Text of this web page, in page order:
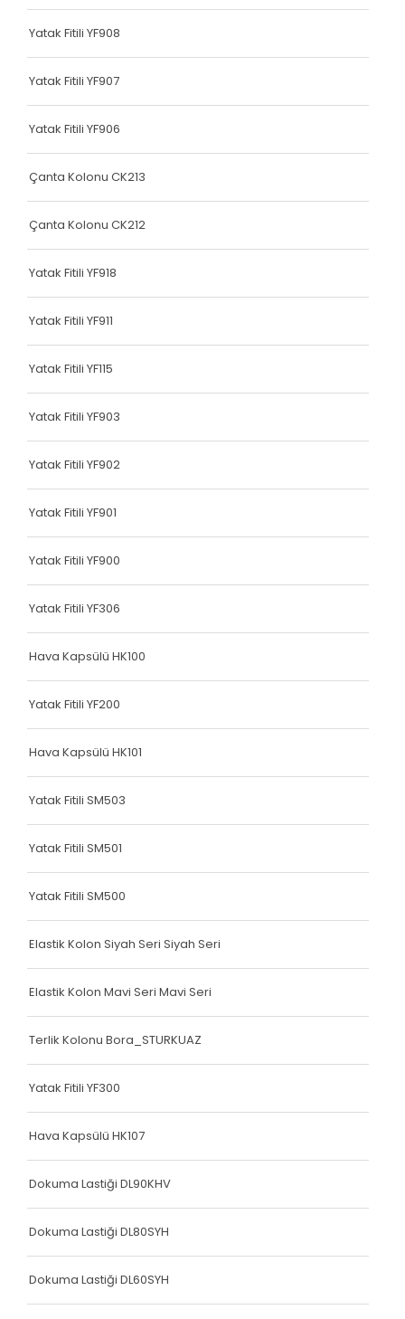
Dokuma Lastiği
Hava Kapsülü
Terlik Kolonu
Terlik Kolonu
Terlik Kolonu
Terlik Kolonu
Terlik Kolonu
Terlik Kolonu
Terlik Kolonu
Terlik Kolonu
Terlik Kolonu
Terlik Kolonu
Terlik Kolonu
Terlik Kolonu
Terlik Kolonu
Terlik Kolonu
Terlik Kolonu
Terlik Kolonu
Terlik Kolonu
Terlik Kolonu
Spanzed Kolonu
Polis Yeleği
Yatak Fitili
Yatak Fitili
Yatak Fitili YF908
Yatak Fitili YF907
Yatak Fitili YF906
Çanta Kolonu CK213
Çanta Kolonu CK212
Yatak Fitili YF918
Yatak Fitili YF911
Yatak Fitili YF115
Yatak Fitili YF903
Yatak Fitili YF902
Yatak Fitili YF901
Yatak Fitili YF900
Yatak Fitili YF306
Hava Kapsülü HK100
Yatak Fitili YF200
Hava Kapsülü HK101
Yatak Fitili SM503
Yatak Fitili SM501
Yatak Fitili SM500
Elastik Kolon Siyah Seri Siyah Seri
Elastik Kolon Mavi Seri Mavi Seri
Terlik Kolonu Bora_STURKUAZ
Yatak Fitili YF300
Hava Kapsülü HK107
Dokuma Lastiği DL90KHV
Dokuma Lastiği DL80SYH
Dokuma Lastiği DL60SYH